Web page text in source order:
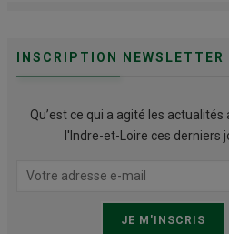
INSCRIPTION NEWSLETTER
Qu’est ce qui a agité les actualités
l'Indre-et-Loire ces derniers